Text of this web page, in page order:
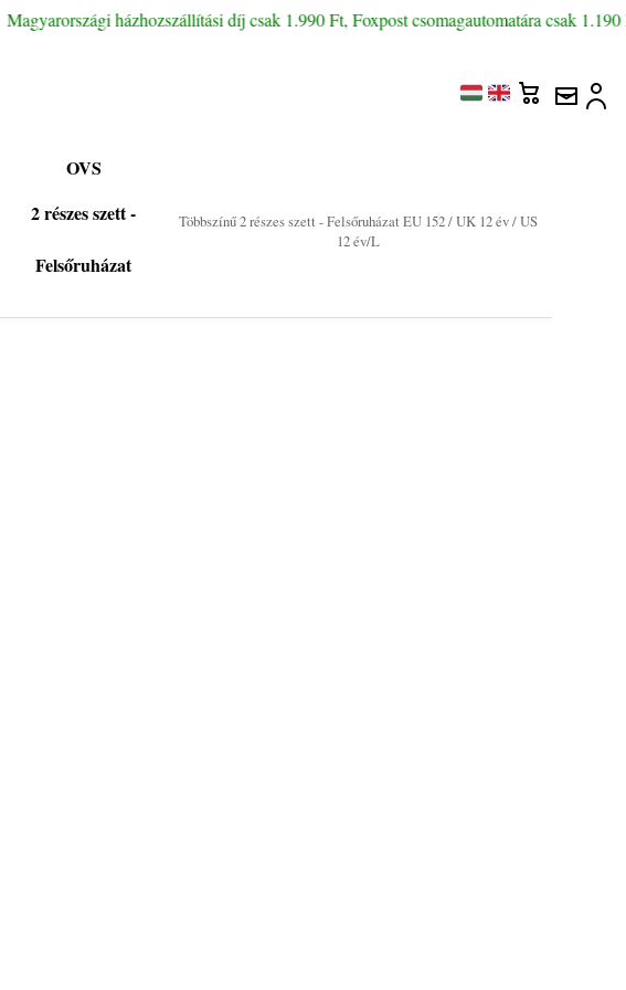
Magyarországi házhozszállítási díj csak 1.990 Ft, Foxpost csomagautomatára csak 1.190
OVS
2 részes szett -
Felsőruházat
Többszínű 2 részes szett - Felsőruházat EU 152 / UK 12 év / US
12 év/L